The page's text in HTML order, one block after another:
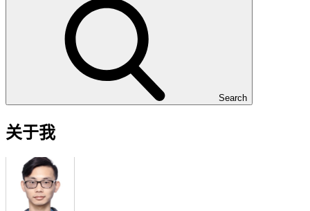
Search
关于我